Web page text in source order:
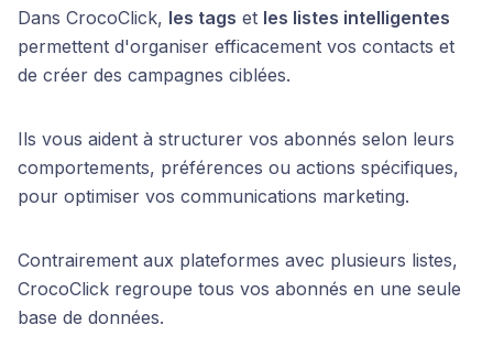
Dans CrocoClick, les tags et les listes intelligentes
permettent d'organiser efficacement vos contacts et
de créer des campagnes ciblées.
Ils vous aident à structurer vos abonnés selon leurs
comportements, préférences ou actions spécifiques,
pour optimiser vos communications marketing.
Contrairement aux plateformes avec plusieurs listes,
CrocoClick regroupe tous vos abonnés en une seule
base de données.